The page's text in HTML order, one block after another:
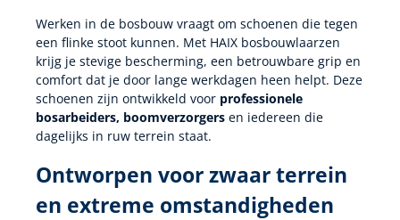
Werken in de bosbouw vraagt om schoenen die tegen
een flinke stoot kunnen. Met HAIX bosbouwlaarzen
krijg je stevige bescherming, een betrouwbare grip en
comfort dat je door lange werkdagen heen helpt. Deze
schoenen zijn ontwikkeld voor professionele
bosarbeiders, boomverzorgers en iedereen die
dagelijks in ruw terrein staat.
Ontworpen voor zwaar terrein
en extreme omstandigheden